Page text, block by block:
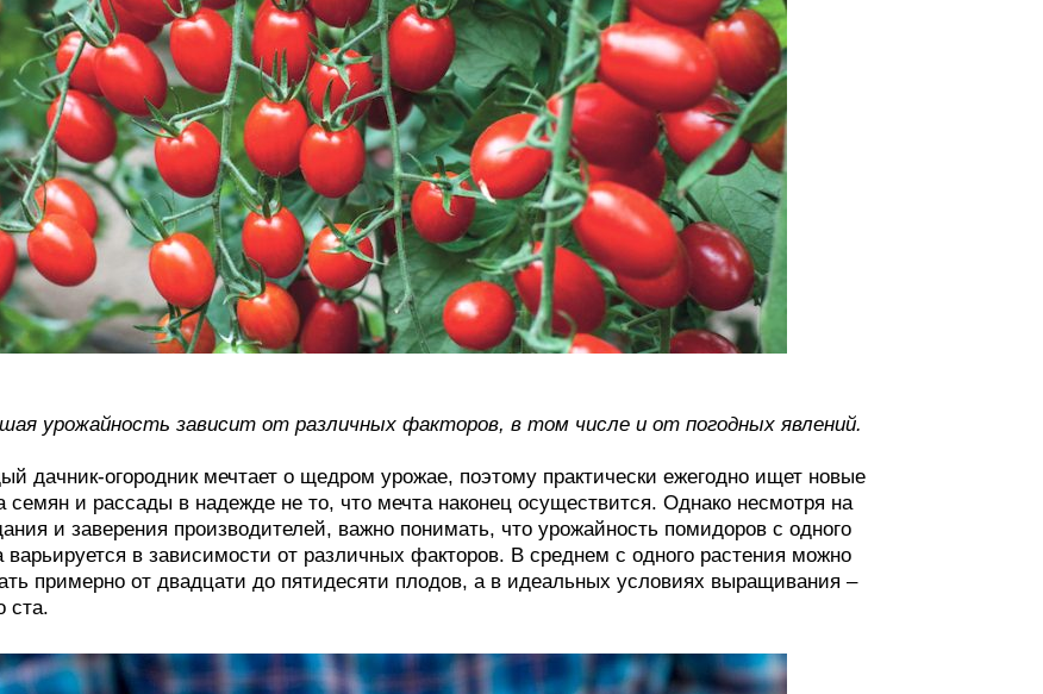
урожайность зависит от различных факторов, в том числе и от погодных явлений.
дачник-огородник мечтает о щедром урожае, поэтому практически ежегодно ищет новые
семян и рассады в надежде не то, что мечта наконец осуществится. Однако несмотря на
и заверения производителей, важно понимать, что урожайность помидоров с одного
варьируется в зависимости от различных факторов. В среднем с одного растения можно
примерно от двадцати до пятидесяти плодов, а в идеальных условиях выращивания –
ста.